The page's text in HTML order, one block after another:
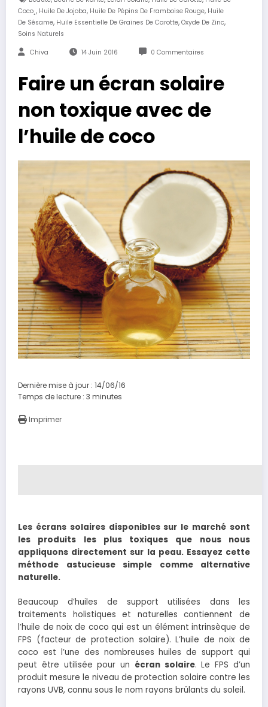
Coco¸, Huile De Jojoba, Huile De Pépins De Framboise Rouge, Huile
De Sésame, Huile Essentielle De Graines De Carotte, Oxyde De Zinc,
Soins Naturels
Chiva 14 Juin 2016 0 Commentaires
Faire un écran solaire
non toxique avec de
l’huile de coco
Dernière mise à jour : 14/06/16
Temps de lecture : 3 minutes
Imprimer
Les écrans solaires disponibles sur le marché sont
les produits les plus toxiques que nous nous
appliquons directement sur la peau. Essayez cette
méthode astucieuse simple comme alternative
naturelle.
Beaucoup d’huiles de support utilisées dans les
traitements holistiques et naturelles contiennent de
l’huile de noix de coco qui est un élément intrinsèque de
FPS (facteur de protection solaire). L’huile de noix de
coco est l’une des nombreuses huiles de support qui
peut être utilisée pour un écran solaire. Le FPS d’un
produit mesure le niveau de protection solaire contre les
rayons UVB, connu sous le nom rayons brûlants du soleil.